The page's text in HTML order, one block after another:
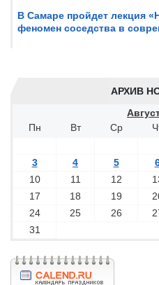
В Самаре пройдет лекция
феномен соседства в
АРХИВ
Пн
Вт Ср
3
4 5
10
11 12
17
18 19
24
25 26
31